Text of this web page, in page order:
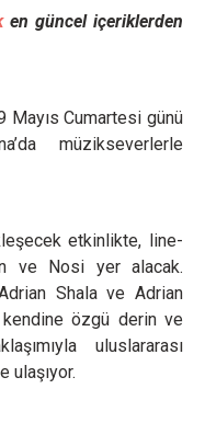
en güncel içeriklerden
Mayıs Cumartesi günü
müzikseverlerle
etkinlikte, line-
ve Nosi yer alacak.
Shala ve Adrian
kendine özgü derin ve
uluslararası
ulaşıyor.